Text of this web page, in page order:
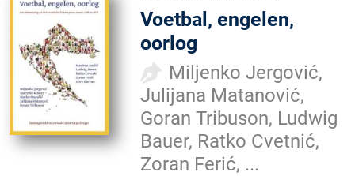
Voetbal, engelen,
oorlog
Miljenko Jergović,
Julijana Matanović,
Goran Tribuson, Ludwig
Bauer, Ratko Cvetnić,
Zoran Ferić, ...